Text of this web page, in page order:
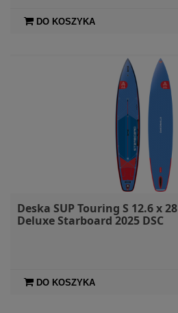
DO KOSZYKA
Deska SUP Touring S 12.6 x 28
Deluxe Starboard 2025 DSC
DO KOSZYKA